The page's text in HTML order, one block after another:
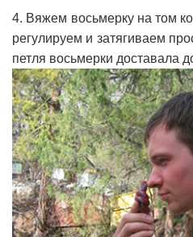
4. Вяжем восьмерку на том
регулируем и затягиваем
петля восьмерки доставала